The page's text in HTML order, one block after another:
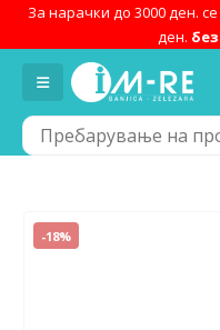
За нарачки до 3000 ден.
ден.
-18%